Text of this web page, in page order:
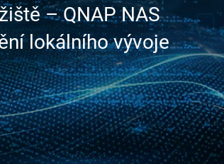
– QNAP NAS
lokálního vývoje